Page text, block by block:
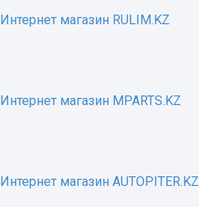
Интернет магазин RULIM.KZ
Интернет магазин MPARTS.KZ
Интернет магазин AUTOPITER.KZ